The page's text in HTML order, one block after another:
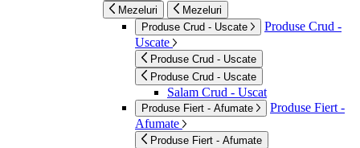
Mezeluri
Mezeluri
Produse Crud - Uscate
Produse Crud -
Uscate
Produse Crud - Uscate
Produse Crud - Uscate
Salam Crud - Uscat
Produse Fiert - Afumate
Produse Fiert -
Afumate
Produse Fiert - Afumate